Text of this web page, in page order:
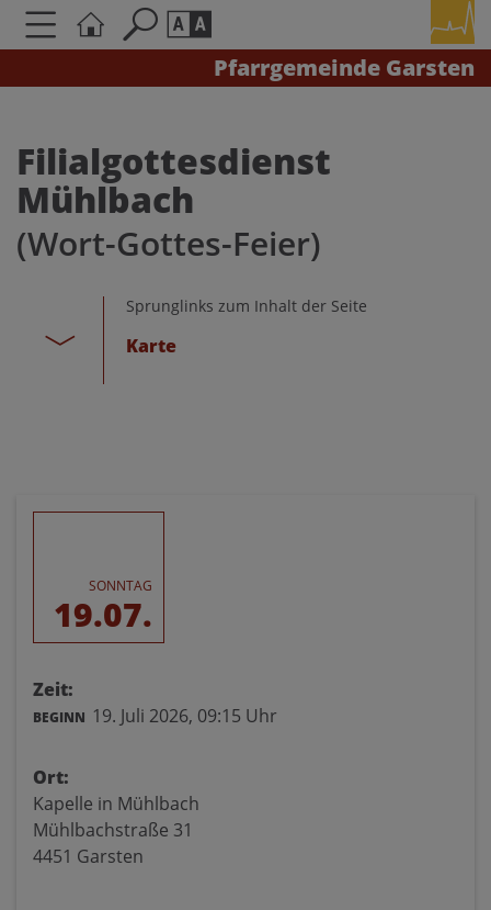
Pfarrgemeinde Garsten
Schriftgröße
AAA
Kontrasteinstellungen
Filialgottesdienst
Mühlbach
(Wort-Gottes-Feier)
Sprunglinks zum Inhalt der Seite
Karte
SONNTAG
19.07.
Zeit:
BEGINN 19. Juli 2026, 09:15 Uhr
Ort:
Kapelle in Mühlbach
Mühlbachstraße 31
4451 Garsten